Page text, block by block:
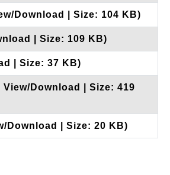
Download | Size: 104 KB)
| Size: 109 KB)
| Size: 37 KB)
Download | Size: 419
Download | Size: 20 KB)